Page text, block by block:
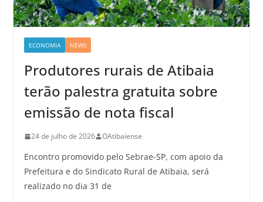
ECONOMIA NEWS
Produtores rurais de Atibaia
terão palestra gratuita sobre
emissão de nota fiscal
24 de julho de 2026 OAtibaiense
Encontro promovido pelo Sebrae-SP, com apoio da
Prefeitura e do Sindicato Rural de Atibaia, será
realizado no dia 31 de